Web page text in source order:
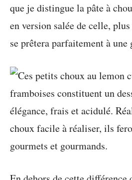
que je distingue la pâte à
en version salée de celle,
se prêtera parfaitement à une